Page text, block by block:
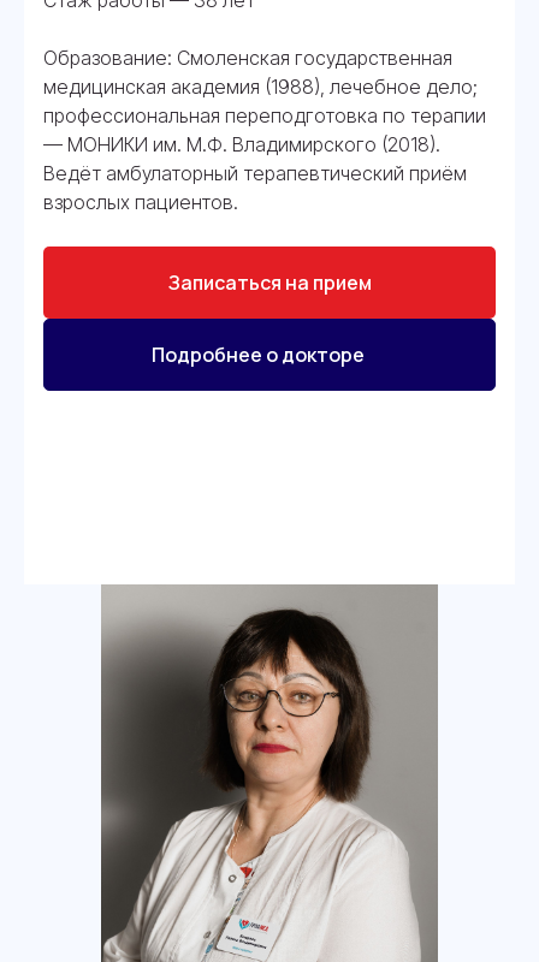
Образование: Смоленская государственная
медицинская академия (1988), лечебное дело;
профессиональная переподготовка по терапии
— МОНИКИ им. М.Ф. Владимирского (2018).
Ведёт амбулаторный терапевтический приём
взрослых пациентов.
Записаться на прием
Подробнее о докторе